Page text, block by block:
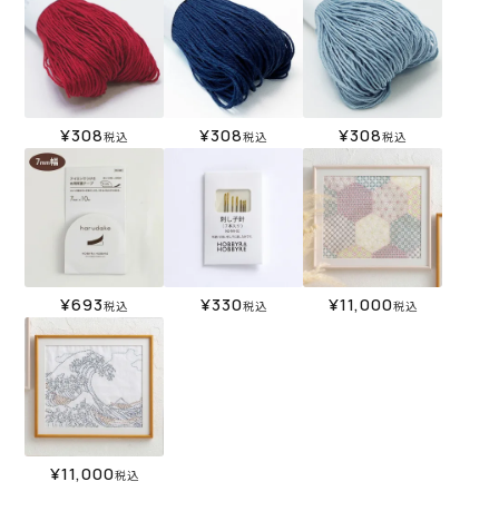
¥308税込 ¥308税込 ¥308税込
¥693税込 ¥330税込 ¥11,000税込
¥11,000税込